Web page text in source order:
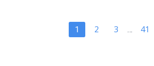
Page
1 Page
2 Page
3 … Page
41